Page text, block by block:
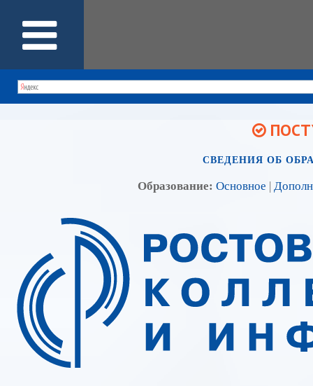
СВЕДЕНИЯ ОБ
Образование: Основное |